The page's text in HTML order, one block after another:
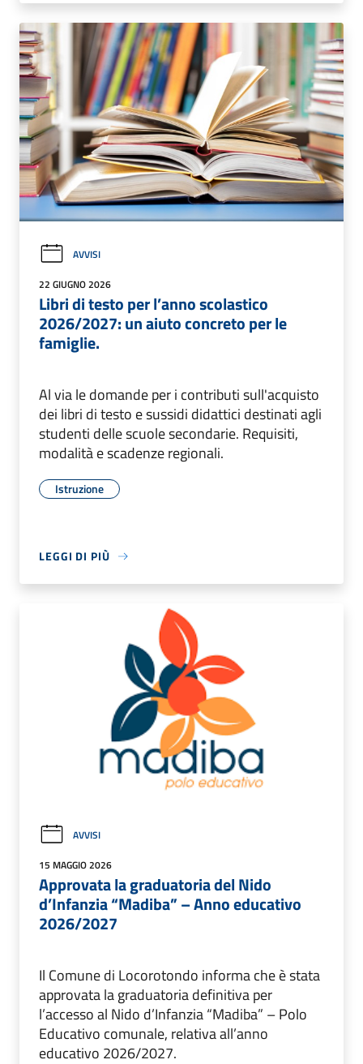
AVVISI
22 GIUGNO 2026
Libri di testo per l’anno scolastico
2026/2027: un aiuto concreto per le
famiglie.
Al via le domande per i contributi sull'acquisto
dei libri di testo e sussidi didattici destinati agli
studenti delle scuole secondarie. Requisiti,
modalità e scadenze regionali.
Istruzione
LEGGI DI PIÙ
AVVISI
15 MAGGIO 2026
Approvata la graduatoria del Nido
d’Infanzia “Madiba” – Anno educativo
2026/2027
Il Comune di Locorotondo informa che è stata
approvata la graduatoria definitiva per
l’accesso al Nido d’Infanzia “Madiba” – Polo
Educativo comunale, relativa all’anno
educativo 2026/2027.